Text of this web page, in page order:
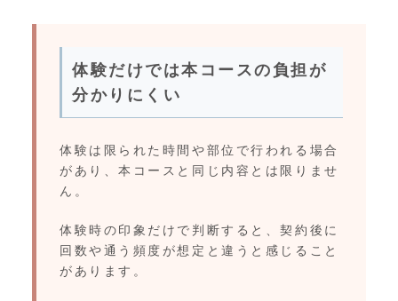
体験だけでは本コースの負担が
分かりにくい
体験は限られた時間や部位で行われる場合
があり、本コースと同じ内容とは限りませ
ん。
体験時の印象だけで判断すると、契約後に
回数や通う頻度が想定と違うと感じること
があります。